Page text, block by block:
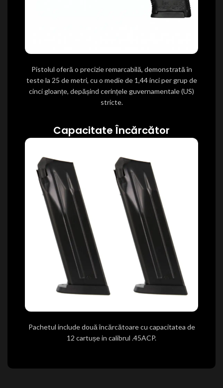
Pistolul oferă o precizie remarcabilă, demonstrată în
teste la 25 de metri, cu o medie de 1,44 inci per grup de
cinci gloanțe, depășind cerințele guvernamentale (US)
stricte.
Capacitate Încărcător
Pachetul include două încărcătoare cu capacitatea de
12 cartușe in calibrul .45ACP.